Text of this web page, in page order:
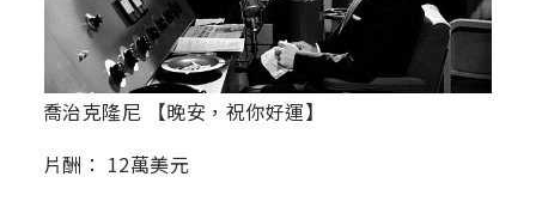
喬治克隆尼 【晚安，祝你好運】
片酬： 12萬美元